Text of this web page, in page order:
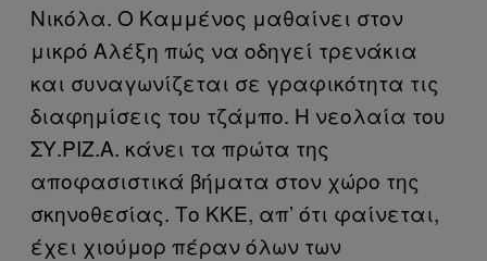
Νικόλα. Ο Καμμένος μαθαίνει στον
μικρό Αλέξη πώς να οδηγεί τρενάκια
και συναγωνίζεται σε γραφικότητα τις
διαφημίσεις του τζάμπο. Η νεολαία του
ΣΥ.ΡΙΖ.Α. κάνει τα πρώτα της
αποφασιστικά βήματα στον χώρο της
σκηνοθεσίας. Το ΚΚΕ, απ’ ότι φαίνεται,
έχει χιούμορ πέραν όλων των